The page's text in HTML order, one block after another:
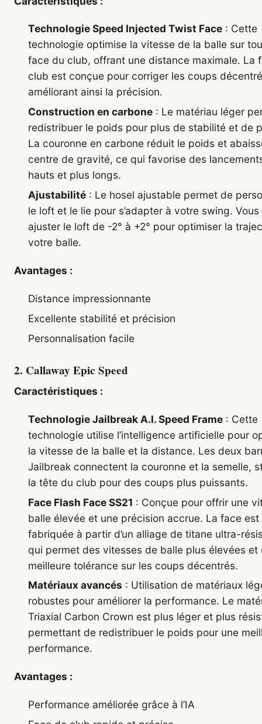
Technologie Speed Injected Twist Face : Cette
technologie optimise la vitesse de la balle sur
face du club, offrant une distance maximale. La
club est conçue pour corriger les coups
améliorant ainsi la précision.
Construction en carbone : Le matériau léger
redistribuer le poids pour plus de stabilité et de
La couronne en carbone réduit le poids et
centre de gravité, ce qui favorise des
hauts et plus longs.
Ajustabilité : Le hosel ajustable permet de
le loft et le lie pour s’adapter à votre swing.
ajuster le loft de -2° à +2° pour optimiser la
votre balle.
Avantages :
Distance impressionnante
Excellente stabilité et précision
Personnalisation facile
2. Callaway Epic Speed
Caractéristiques :
Technologie Jailbreak A.I. Speed Frame : Cette
technologie utilise l’intelligence artificielle pour
la vitesse de la balle et la distance. Les deux
Jailbreak connectent la couronne et la semelle,
la tête du club pour des coups plus puissants.
Face Flash Face SS21 : Conçue pour offrir une
balle élevée et une précision accrue. La face est
fabriquée à partir d’un alliage de titane ultra-
qui permet des vitesses de balle plus élevées et
meilleure tolérance sur les coups décentrés.
Matériaux avancés : Utilisation de matériaux
robustes pour améliorer la performance. Le
Triaxial Carbon Crown est plus léger et plus
permettant de redistribuer le poids pour une
performance.
Avantages :
Performance améliorée grâce à l’IA